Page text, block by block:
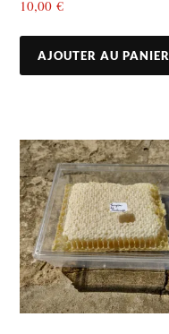
10,00€
AJOUTER AU PANIER